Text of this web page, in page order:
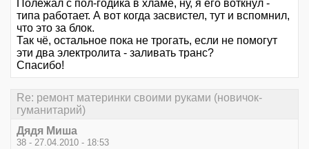
Полежал с пол-годика в хламе, ну, я его воткнул -
типа работает. А вот когда засвистел, тут и вспомнил,
что это за блок.
Так чё, остальное пока не трогать, если не помогут
эти два электролита - заливать транс?
Спасибо!
Re: ремонт материнки своими руками (новичок-
гуманитарий)
Дядя Миша
38 - 27.04.2010 - 18:53